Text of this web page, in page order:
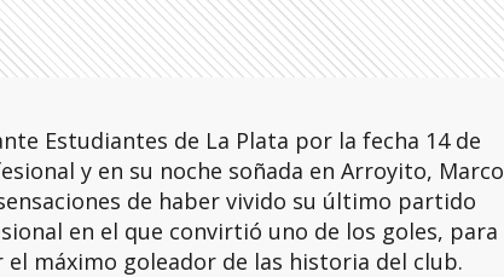
Estudiantes de La Plata por la fecha 14 de
y en su noche soñada en Arroyito, Marco
de haber vivido su último partido
en el que convirtió uno de los goles, para
el máximo goleador de las historia del club.